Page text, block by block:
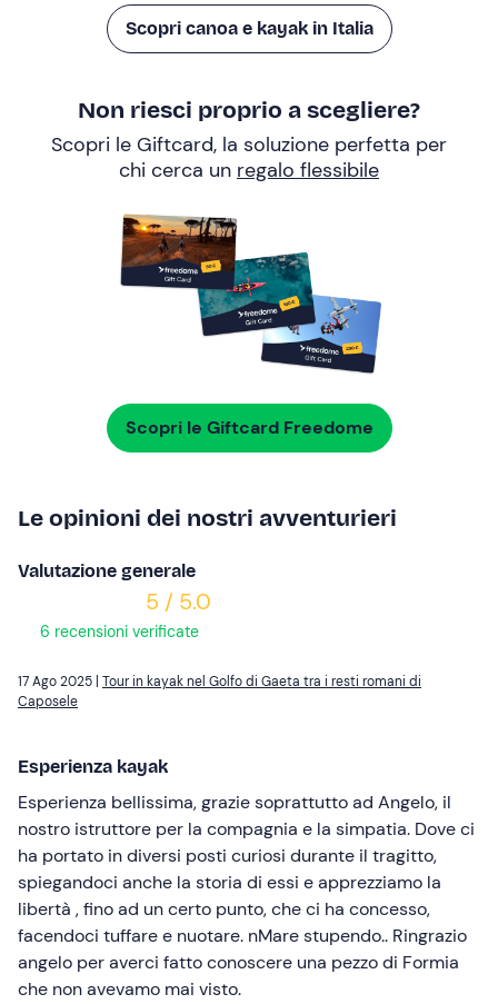
Scopri canoa e kayak in Italia
Non riesci proprio a scegliere?
Scopri le Giftcard, la soluzione perfetta per
chi cerca un regalo flessibile
Scopri le Giftcard Freedome
Le opinioni dei nostri avventurieri
Valutazione generale
5 / 5.0
6 recensioni verificate
17 Ago 2025 | Tour in kayak nel Golfo di Gaeta tra i resti romani di
Caposele
Esperienza kayak
Esperienza bellissima, grazie soprattutto ad Angelo, il
nostro istruttore per la compagnia e la simpatia. Dove ci
ha portato in diversi posti curiosi durante il tragitto,
spiegandoci anche la storia di essi e apprezziamo la
libertà , fino ad un certo punto, che ci ha concesso,
facendoci tuffare e nuotare. nMare stupendo.. Ringrazio
angelo per averci fatto conoscere una pezzo di Formia
che non avevamo mai visto.